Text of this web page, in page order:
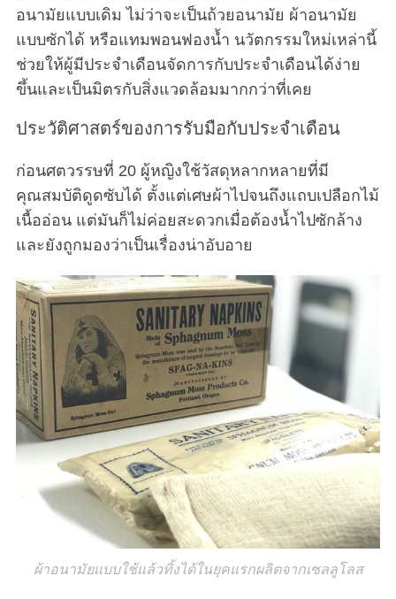
อนามัยแบบเดิม ไม่ว่าจะเป็นถ้วยอนามัย ผ้าอนามัย
แบบซักได้ หรือแทมพอนฟองน้ำ นวัตกรรมใหม่เหล่านี้
ช่วยให้ผู้มีประจำเดือนจัดการกับประจำเดือนได้ง่าย
ขึ้นและเป็นมิตรกับสิ่งแวดล้อมมากกว่าที่เคย
ประวัติศาสตร์ของการรับมือกับประจำเดือน
ก่อนศตวรรษที่ 20 ผู้หญิงใช้วัสดุหลากหลายที่มี
คุณสมบัติดูดซับได้ ตั้งแต่เศษผ้าไปจนถึงแถบเปลือกไม้
เนื้ออ่อน แต่มันก็ไม่ค่อยสะดวกเมื่อต้องน้ำไปซักล้าง
และยังถูกมองว่าเป็นเรื่องน่าอับอาย
ผ้าอนามัยแบบใช้แล้วทิ้งได้ในยุคแรกผลิตจากเซลลูโลส